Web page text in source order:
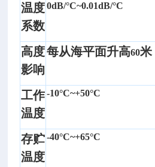
温度
系数
0dB/°C~0.01dB/°C
高度
影响
每从海平面升高60米
工作
温度
-10°C~+50°C
存贮
温度
-40°C~+65°C